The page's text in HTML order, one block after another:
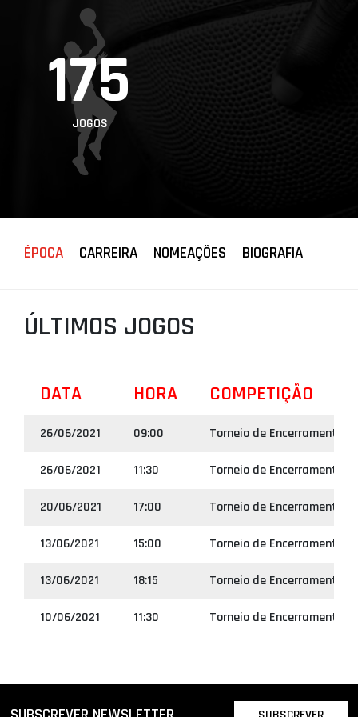
PROJETOS
LIGA BETCLIC
MASCULINA
LIGA BETCLIC
FEMININA
175
JOGOS
ÉPOCA CARREIRA NOMEAÇÕES BIOGRAFIA
ÚLTIMOS JOGOS
DATA HORA COMPETIÇÃO
26/06/2021 09:00 Torneio de Encerramento
26/06/2021 11:30 Torneio de Encerramento
20/06/2021 17:00 Torneio de Encerramento
13/06/2021 15:00 Torneio de Encerramento
13/06/2021 18:15 Torneio de Encerramento
10/06/2021 11:30 Torneio de Encerramento